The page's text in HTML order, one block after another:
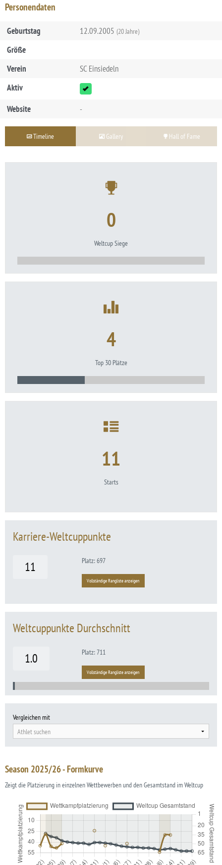
Personendaten
Geburtstag 12.09.2005 (20 Jahre)
Größe
Verein
SC Einsiedeln
Aktiv
Website
-
Timeline Gallery Hall of Fame
0
Weltcup Siege
4
Top 30 Plätze
11
Starts
Karriere-Weltcuppunkte
11
Platz: 697
Vollständige Rangliste anzeigen
Weltcuppunkte Durchschnitt
1.0
Platz: 711
Vollständige Rangliste anzeigen
Vergleichen mit
Athlet suchen
Season 2025/26 - Formkurve
Zeigt die Platzierung in einzelnen Wettbewerben und den Gesamtstand im Weltcup